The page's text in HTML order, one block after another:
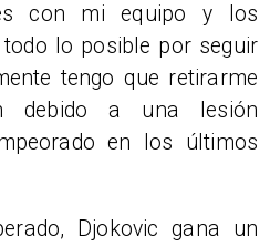
con mi equipo y los
lo posible por seguir
tengo que retirarme
debido a una lesión
en los últimos
Djokovic gana un